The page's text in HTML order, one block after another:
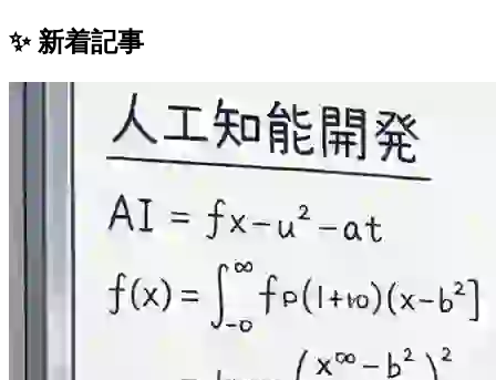
✨ 新着記事